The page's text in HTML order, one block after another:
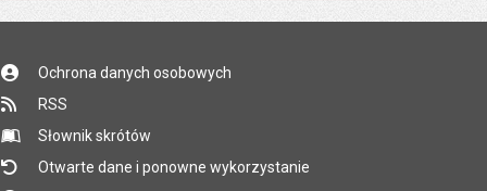
Ochrona danych osobowych
RSS
Słownik skrótów
Otwarte dane i ponowne wykorzystanie